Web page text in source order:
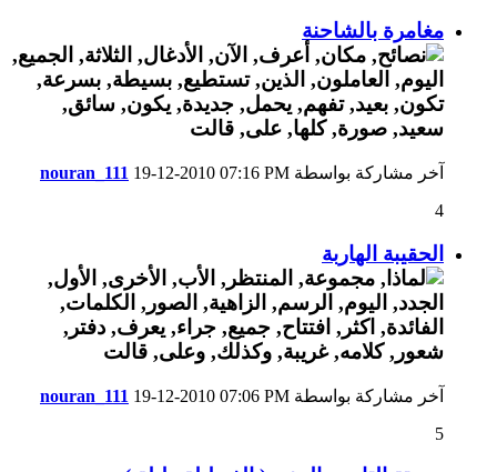
مغامرة بالشاحنة
آخر مشاركة بواسطة nouran_111 19-12-2010 07:16 PM
4
الحقيبة الهاربة
آخر مشاركة بواسطة nouran_111 19-12-2010 07:06 PM
5